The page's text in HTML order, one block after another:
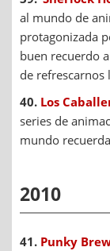
al mundo de
protagonizada
buen recuerdo
de refrescarnos
40. Los
series de
mundo
2010
41. Punky